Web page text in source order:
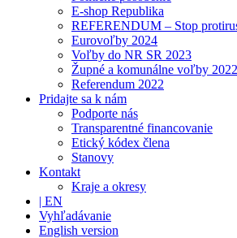
E-shop Republika
REFERENDUM – Stop
Eurovoľby 2024
Voľby do NR SR 2023
Župné a komunálne voľby 2022
Referendum 2022
Pridajte sa k nám
Podporte nás
Transparentné financovanie
Etický kódex člena
Stanovy
Kontakt
Kraje a okresy
| EN
Vyhľadávanie
English version